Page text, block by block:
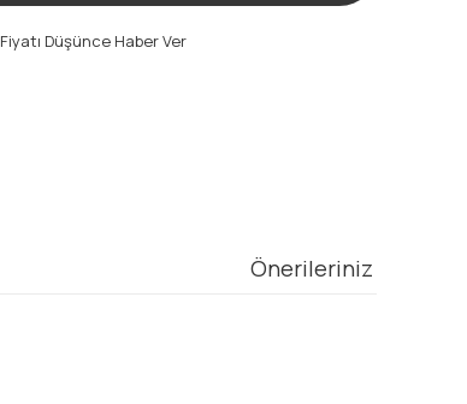
Fiyatı Düşünce Haber Ver
Önerileriniz